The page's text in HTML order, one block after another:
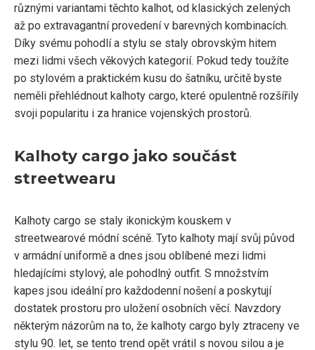
různými variantami těchto kalhot, od klasických zelených
až po extravagantní provedení v barevných kombinacích.
Díky svému pohodlí a stylu se staly obrovským hitem
mezi lidmi všech věkových kategorií. Pokud tedy toužíte
po stylovém a praktickém kusu do šatníku, určitě byste
neměli přehlédnout kalhoty cargo, které opulentně rozšířily
svoji popularitu i za hranice vojenských prostorů.
Kalhoty cargo jako součást
streetwearu
Kalhoty cargo se staly ikonickým kouskem v
streetwearové módní scéně. Tyto kalhoty mají svůj původ
v armádní uniformě a dnes jsou oblíbené mezi lidmi
hledajícími stylový, ale pohodlný outfit. S množstvím
kapes jsou ideální pro každodenní nošení a poskytují
dostatek prostoru pro uložení osobních věcí. Navzdory
některým názorům na to, že kalhoty cargo byly ztraceny ve
stylu 90. let, se tento trend opět vrátil s novou silou a je